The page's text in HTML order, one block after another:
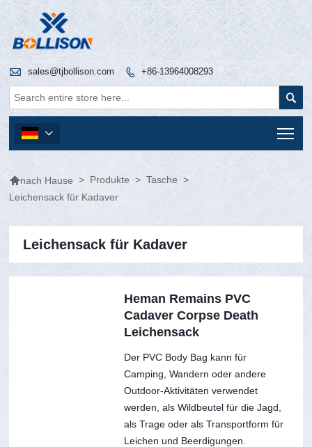
 sales@tjbollison.com  +86-13964008293


nach Hause > Produkte > Tasche >
Leichensack für Kadaver
Leichensack für Kadaver
Heman Remains PVC
Cadaver Corpse Death
Leichensack
Der PVC Body Bag kann für
Camping, Wandern oder andere
Outdoor-Aktivitäten verwendet
werden, als Wildbeutel für die Jagd,
als Trage oder als Transportform für
Leichen und Beerdigungen.